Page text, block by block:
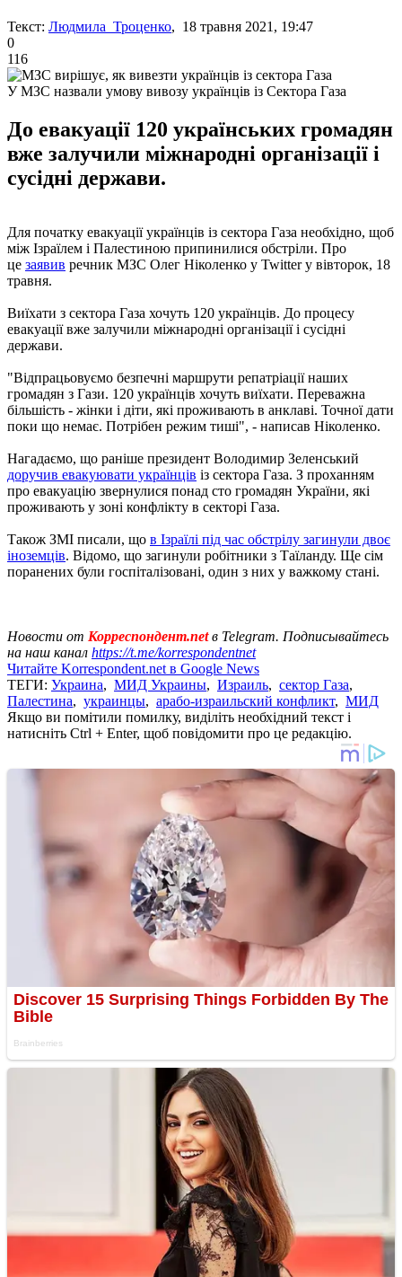
Текст: Людмила Троценко, 18 травня 2021, 19:47
0
116
У МЗС назвали умову вивозу українців із Сектора Газа
До евакуації 120 українських громадян
вже залучили міжнародні організації і
сусідні держави.
Для початку евакуації українців із сектора Газа необхідно, щоб
між Ізраїлем і Палестиною припинилися обстріли. Про
це заявив речник МЗС Олег Ніколенко у Twitter у вівторок, 18
травня.
Виїхати з сектора Газа хочуть 120 українців. До процесу
евакуації вже залучили міжнародні організації і сусідні
держави.
"Відпрацьовуємо безпечні маршрути репатріації наших
громадян з Гази. 120 українців хочуть виїхати. Переважна
більшість - жінки і діти, які проживають в анклаві. Точної дати
поки що немає. Потрібен режим тиші", - написав Ніколенко.
Нагадаємо, що раніше президент Володимир Зеленський
доручив евакуювати українців із сектора Газа. З проханням
про евакуацію звернулися понад сто громадян України, які
проживають у зоні конфлікту в секторі Газа.
Також ЗМІ писали, що в Ізраїлі під час обстрілу загинули двоє
іноземців. Відомо, що загинули робітники з Таїланду. Ще сім
поранених були госпіталізовані, один з них у важкому стані.
Новости от Корреспондент.netв Telegram. Подписывайтесь
на наш канал https://t.me/korrespondentnet
Читайте Korrespondent.net в Google News
ТЕГИ: Украина, МИД Украины, Израиль, сектор Газа,
Палестина, украинцы, арабо-израильский конфликт, МИД
Якщо ви помітили помилку, виділіть необхідний текст і
натисніть Ctrl + Enter, щоб повідомити про це редакцію.